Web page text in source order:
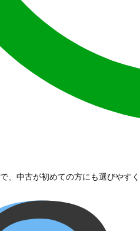
、中古が初めての方にも選びやす